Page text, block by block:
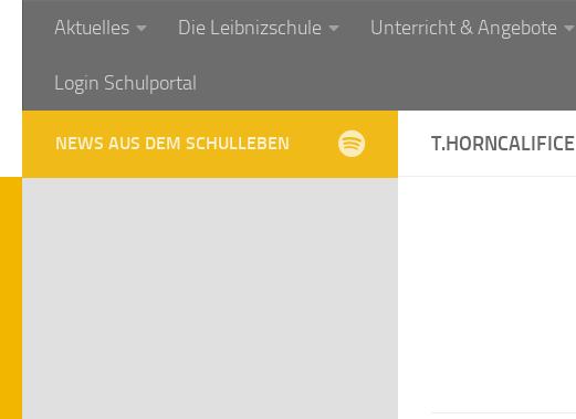
Zum Inhalt springen
Aktuelles Die Leibnizschule Unterricht & Angebote
Login Schulportal
T.HORNCALIFICE
NEWS AUS DEM SCHULLEBEN